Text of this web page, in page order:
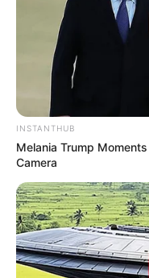
INSTANTHUB
Melania Trump
Camera